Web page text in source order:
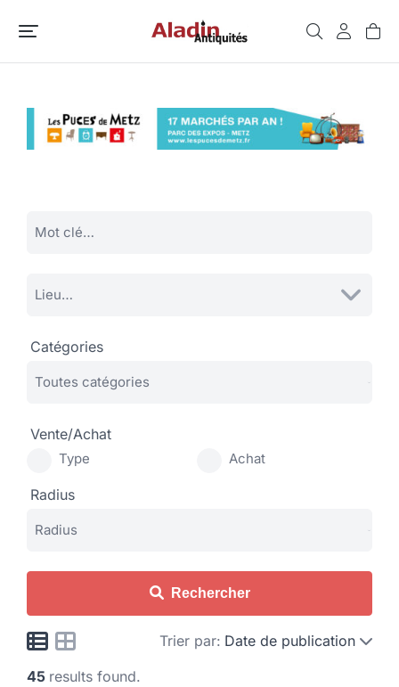
Catégories
Vente/Achat
Type Achat
Radius
Rechercher
Trier par: Date de publication
45 results found.